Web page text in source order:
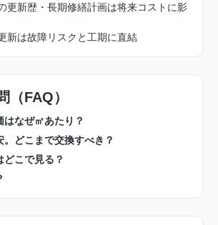
更新歴・長期修繕計画は将来コストに影
新は故障リスクと工期に直結
（FAQ）
はなぜ㎡あたり？
どこまで交換すべき？
どこで見る？